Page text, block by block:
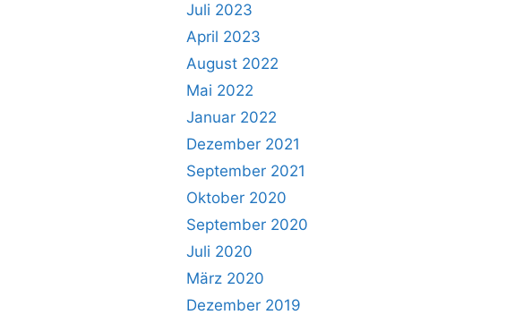
Juli 2023
April 2023
August 2022
Mai 2022
Januar 2022
Dezember 2021
September 2021
Oktober 2020
September 2020
Juli 2020
März 2020
Dezember 2019